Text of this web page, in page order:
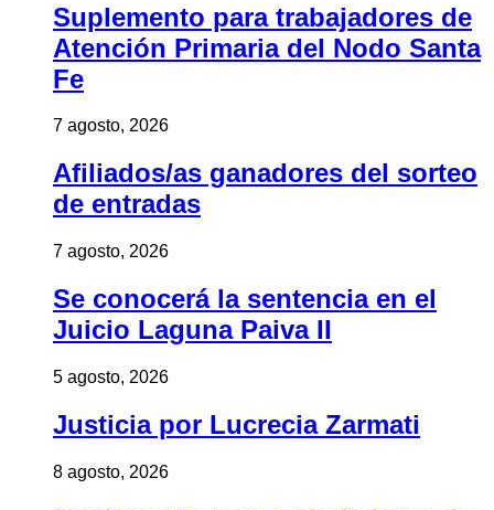
Suplemento para trabajadores de
Atención Primaria del Nodo Santa
Fe
7 agosto, 2026
Afiliados/as ganadores del sorteo
de entradas
7 agosto, 2026
Se conocerá la sentencia en el
Juicio Laguna Paiva II
5 agosto, 2026
Justicia por Lucrecia Zarmati
8 agosto, 2026